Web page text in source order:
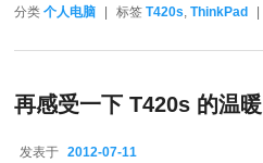
分类 个人电脑 | 标签 T420s,ThinkPad |
再感受一下 T420s 的温暖
发表于 2012-07-11